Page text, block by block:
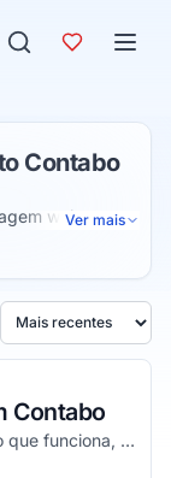
Contabo
web que
dos planos
Ver mais
Ordenar por
Contabo
Se houver um código promocional Contabo que funciona, ele estará aqui na nossa página. Pegue o voucher e confira agora!